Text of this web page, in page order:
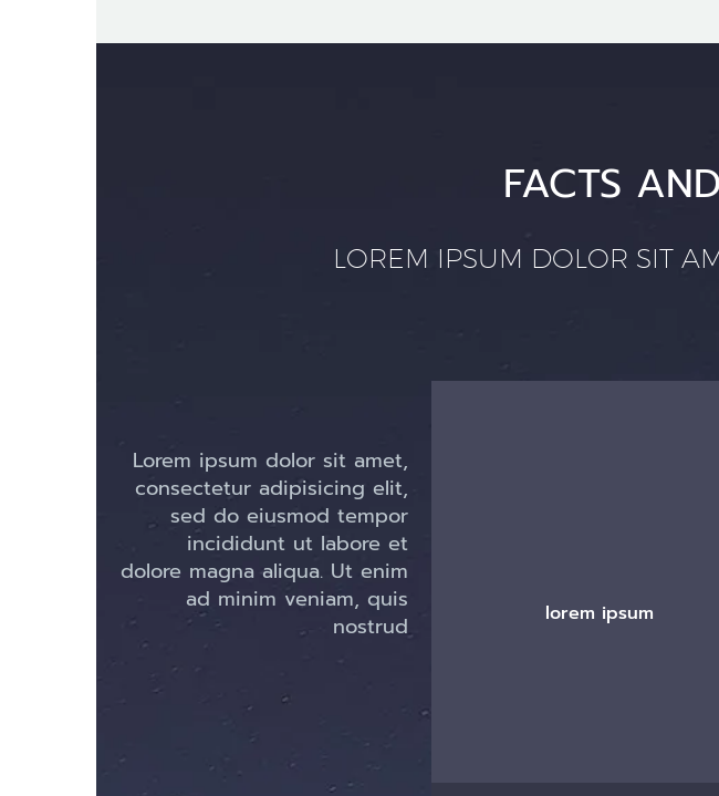
FACTS
LOREM IPSUM DOLOR SIT
Lorem ipsum dolor sit amet,
consectetur adipisicing elit,
sed do eiusmod tempor
incididunt ut labore et
dolore magna aliqua. Ut enim
ad minim veniam, quis
nostrud
lorem ipsum